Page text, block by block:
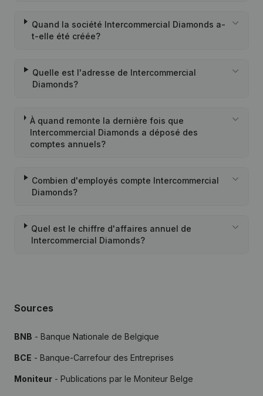
Quand la société Intercommercial Diamonds a-
t-elle été créée?
Quelle est l'adresse de Intercommercial
Diamonds?
À quand remonte la dernière fois que
Intercommercial Diamonds a déposé des
comptes annuels?
Combien d'employés compte Intercommercial
Diamonds?
Quel est le chiffre d'affaires annuel de
Intercommercial Diamonds?
Sources
BNB - Banque Nationale de Belgique
BCE - Banque-Carrefour des Entreprises
Moniteur - Publications par le Moniteur Belge